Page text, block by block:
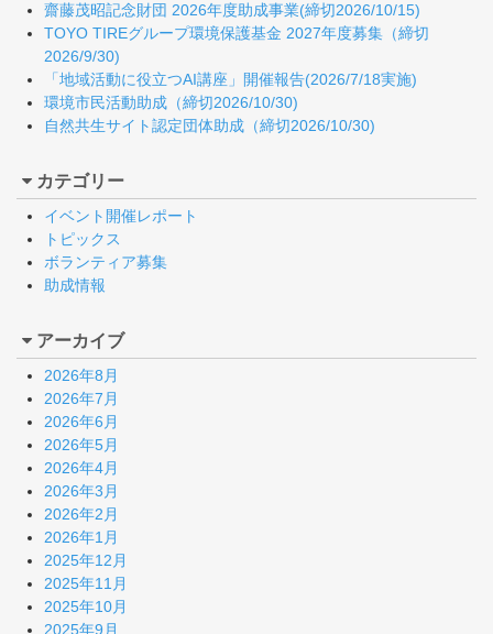
齋藤茂昭記念財団 2026年度助成事業(締切2026/10/15)
TOYO TIREグループ環境保護基金 2027年度募集（締切
2026/9/30)
「地域活動に役立つAI講座」開催報告(2026/7/18実施)
環境市民活動助成（締切2026/10/30)
自然共生サイト認定団体助成（締切2026/10/30)
カテゴリー
イベント開催レポート
トピックス
ボランティア募集
助成情報
アーカイブ
2026年8月
2026年7月
2026年6月
2026年5月
2026年4月
2026年3月
2026年2月
2026年1月
2025年12月
2025年11月
2025年10月
2025年9月